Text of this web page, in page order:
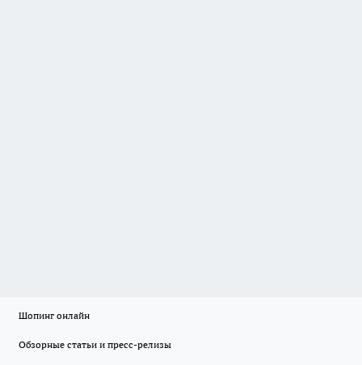
Шопинг онлайн
Обзорные статьи и пресс-релизы